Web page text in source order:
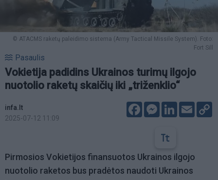
© ATACMS raketų paleidimo sistema (Army Tactical Missile System). Foto:
Fort Sill
Pasaulis
Vokietija padidins Ukrainos turimų ilgojo
nuotolio raketų skaičių iki „triženklio“
infa.lt
2025-07-12 11:09
FacebookMessenger
LinkedIn
Email
Pirmosios Vokietijos finansuotos Ukrainos ilgojo
nuotolio raketos bus pradėtos naudoti Ukrainos